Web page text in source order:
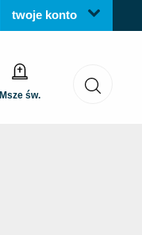
twoje konto
Msze św.